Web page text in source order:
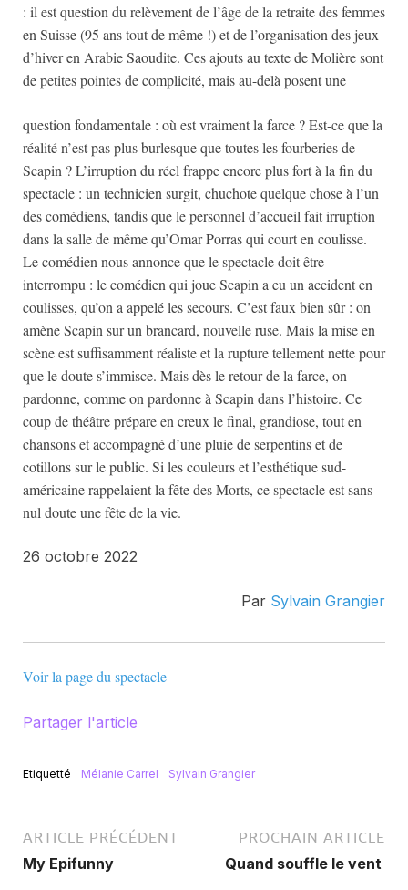
: il est question du relèvement de l’âge de la retraite des femmes
en Suisse (95 ans tout de même !) et de l’organisation des jeux
d’hiver en Arabie Saoudite. Ces ajouts au texte de Molière sont
de petites pointes de complicité, mais au-delà posent une
question fondamentale : où est vraiment la farce ? Est-ce que la
réalité n’est pas plus burlesque que toutes les fourberies de
Scapin ? L’irruption du réel frappe encore plus fort à la fin du
spectacle : un technicien surgit, chuchote quelque chose à l’un
des comédiens, tandis que le personnel d’accueil fait irruption
dans la salle de même qu’Omar Porras qui court en coulisse.
Le comédien nous annonce que le spectacle doit être
interrompu : le comédien qui joue Scapin a eu un accident en
coulisses, qu’on a appelé les secours. C’est faux bien sûr : on
amène Scapin sur un brancard, nouvelle ruse. Mais la mise en
scène est suffisamment réaliste et la rupture tellement nette pour
que le doute s’immisce. Mais dès le retour de la farce, on
pardonne, comme on pardonne à Scapin dans l’histoire. Ce
coup de théâtre prépare en creux le final, grandiose, tout en
chansons et accompagné d’une pluie de serpentins et de
cotillons sur le public. Si les couleurs et l’esthétique sud-
américaine rappelaient la fête des Morts, ce spectacle est sans
nul doute une fête de la vie.
26 octobre 2022
Par Sylvain Grangier
Voir la page du spectacle
Partager l'article
Etiquetté Mélanie Carrel Sylvain Grangier
ARTICLE PRÉCÉDENT
My Epifunny
PROCHAIN ARTICLE
Quand souffle le vent